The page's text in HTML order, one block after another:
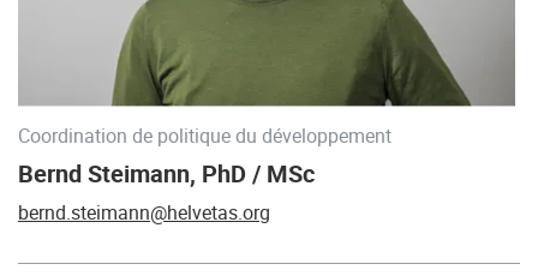
Coordination de politique du développement
Bernd Steimann, PhD / MSc
bernd.steimann@helvetas.org